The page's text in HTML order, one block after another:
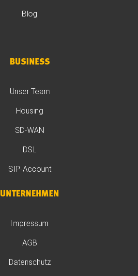
Blog
BUSINESS
Unser Team
Housing
SD-WAN
DSL
SIP-Account
UNTERNEHMEN
Impressum
AGB
Datenschutz